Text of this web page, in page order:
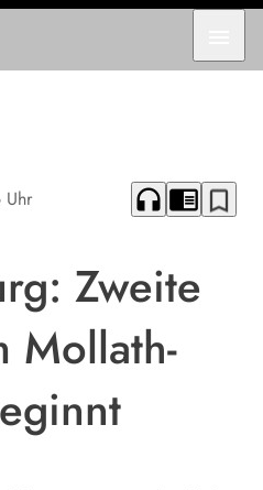
headphones chrome_reader_mode bookmark_border
Zweite
Mollath-